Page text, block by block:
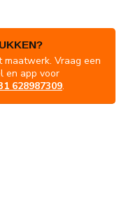
maatwerk. Vraag een
en app voor
628987309.